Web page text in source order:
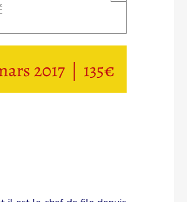
2017 | 135€